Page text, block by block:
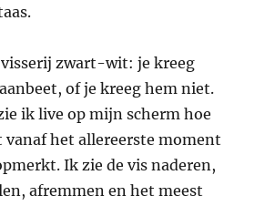
visserij zwart-wit: je kreeg
of je kreeg hem niet.
ik live op mijn scherm hoe
vanaf het allereerste moment
Ik zie de vis naderen,
afremmen en het meest